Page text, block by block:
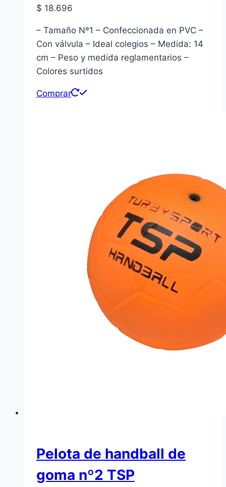
$ 18.696
– Tamaño Nº1 – Confeccionada en PVC –
Con válvula – Ideal colegios – Medida: 14
cm – Peso y medida reglamentarios –
Colores surtidos
Comprar
Pelota de handball de
goma nº2 TSP